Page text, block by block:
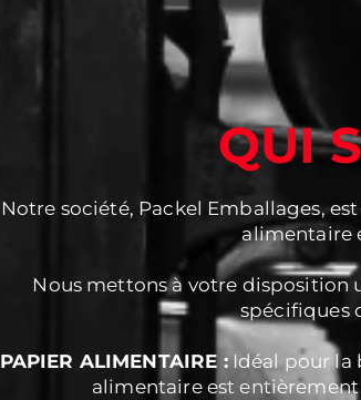
QUI
Notre société, Packel Emballages,
alimentaire
Nous mettons à votre disposition
spécifiques
PAPIER ALIMENTAIRE :Idéal pour la
alimentaire est